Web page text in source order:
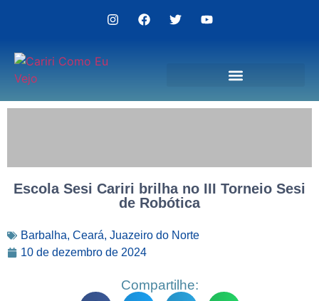
Escola Sesi Cariri brilha no III Torneio Sesi
de Robótica
Barbalha, Ceará, Juazeiro do Norte
10 de dezembro de 2024
Compartilhe: